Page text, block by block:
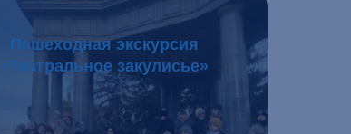
Пешеходная экскурсия
«Театральное закулисье»